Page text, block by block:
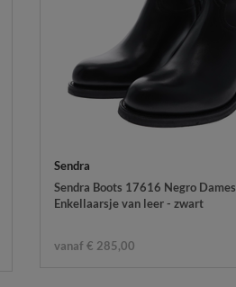
Sendra
Sendra Boots 17616 Negro Dames
Enkellaarsje van leer - zwart
vanaf € 285,00